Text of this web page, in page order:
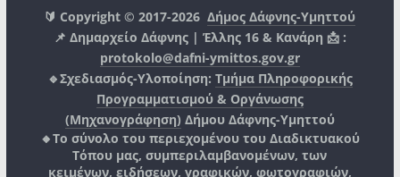
🔰 Copyright © 2017-2026Δήμος Δάφνης-Υμηττού
📌 Δημαρχείο Δάφνης | Έλλης 16 & Κανάρη 📩 :
protokolo@dafni-ymittos.gov.gr
🔹Σχεδιασμός-Υλοποίηση: Τμήμα Πληροφορικής
Προγραμματισμού & Οργάνωσης
(Μηχανογράφηση) Δήμου Δάφνης-Υμηττού
🔸Το σύνολο του περιεχομένου του Διαδικτυακού
Τόπου μας, συμπεριλαμβανομένων, των
κειμένων, ειδήσεων, γραφικών, φωτογραφιών,